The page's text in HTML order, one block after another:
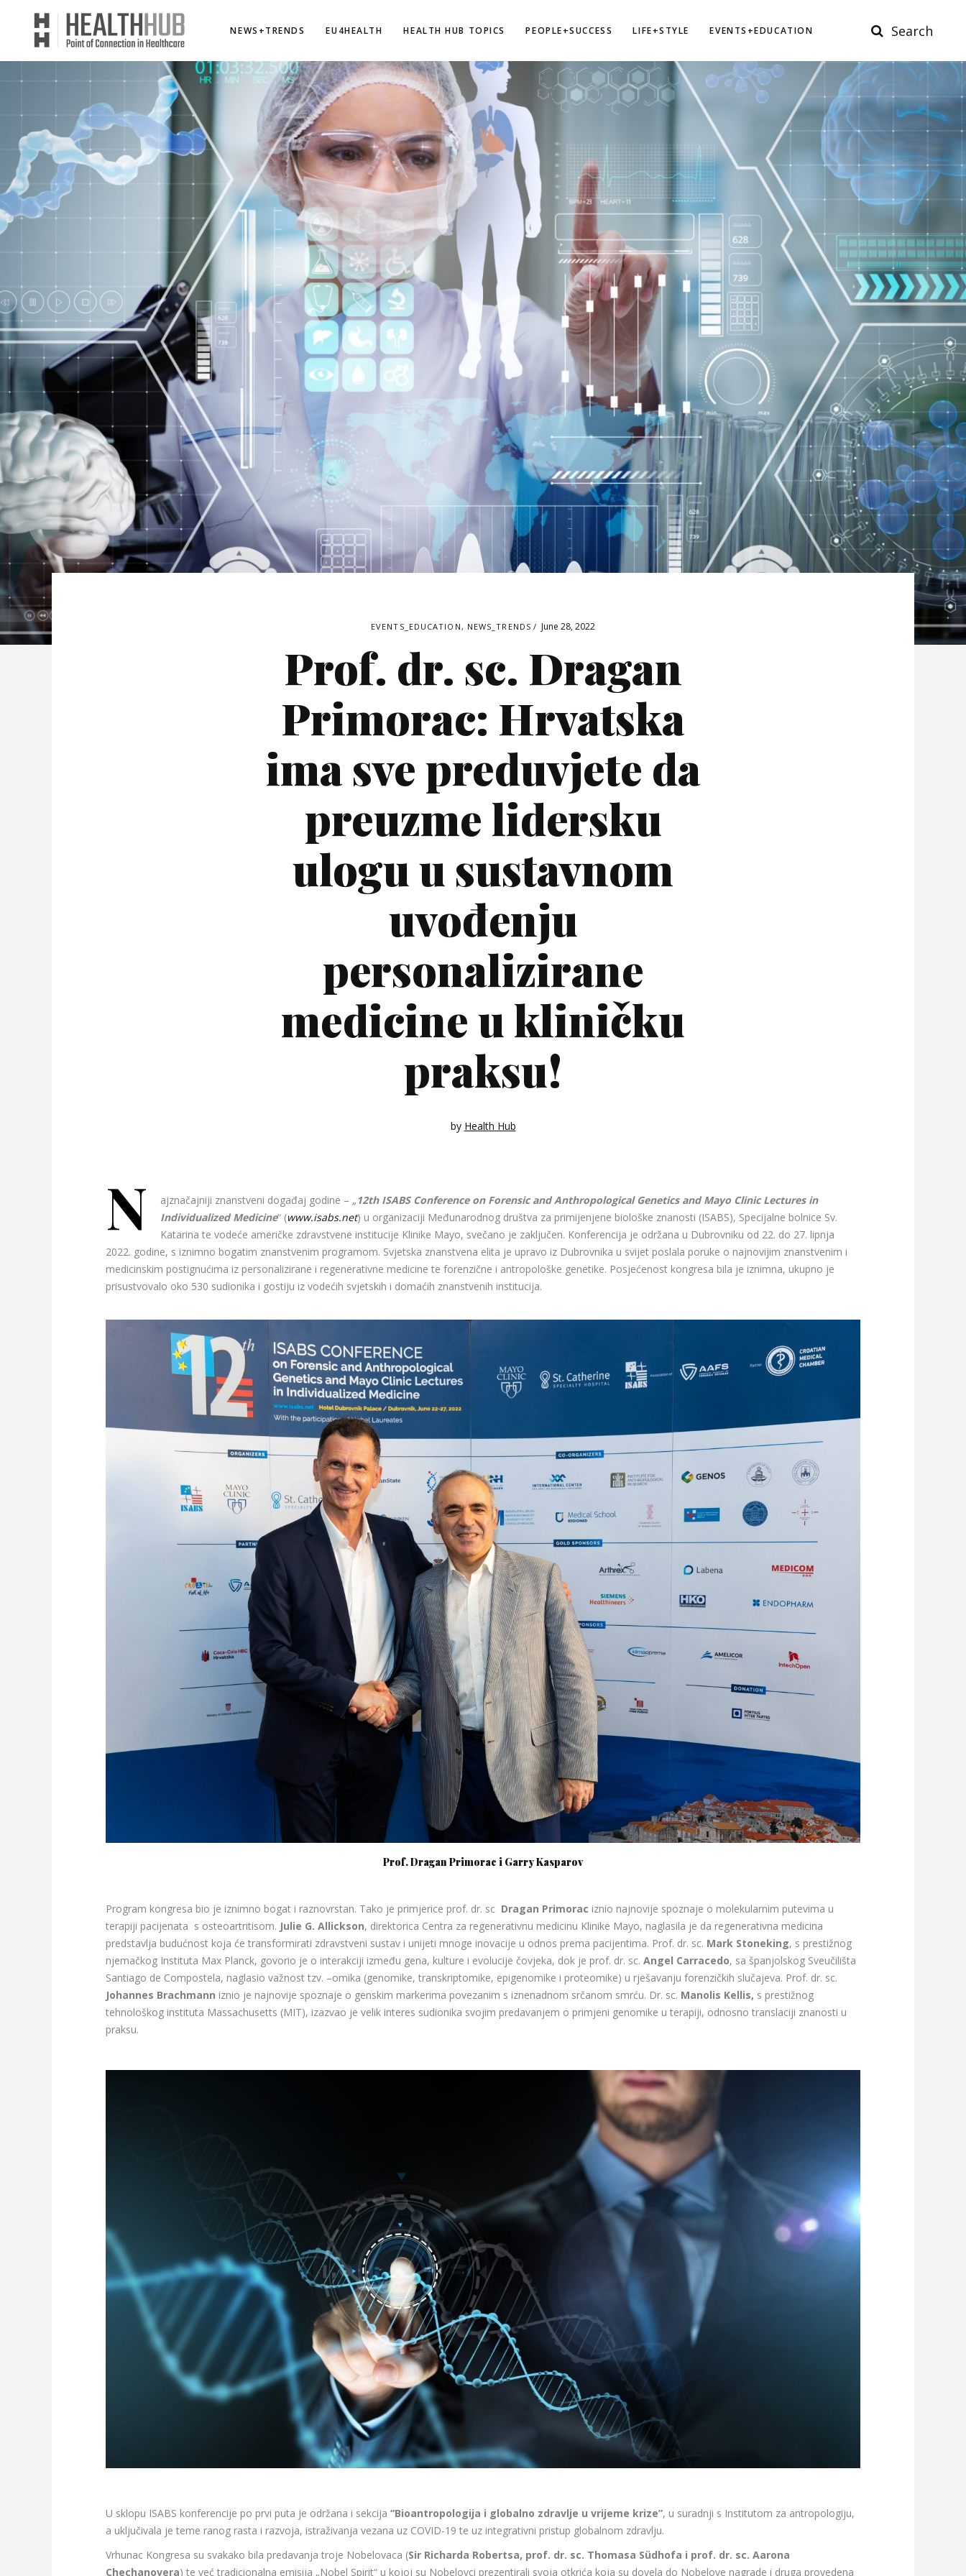
NEWS+TRENDS EU4HEALTH HEALTH HUB TOPICS PEOPLE+SUCCESS LIFE+STYLE EVENTS+EDUCATION Search
EVENTS_EDUCATION , NEWS_TRENDS June 28, 2022
Prof. dr. sc. Dragan
Primorac: Hrvatska
ima sve preduvjete da
preuzme lidersku
ulogu u sustavnom
uvođenju
personalizirane
medicine u kliničku
praksu!
by Health Hub
N ajznačajniji znanstveni događaj godine – „ 12th ISABS Conference on Forensic and Anthropological Genetics and Mayo Clinic Lectures in
Individualized Medicine“ (www.isabs.net) u organizaciji Međunarodnog društva za primijenjene biološke znanosti (ISABS), Specijalne bolnice Sv.
Katarina te vodeće američke zdravstvene institucije Klinike Mayo, svečano je zaključen. Konferencija je održana u Dubrovniku od 22. do 27. lipnja
2022. godine, s iznimno bogatim znanstvenim programom. Svjetska znanstvena elita je upravo iz Dubrovnika u svijet poslala poruke o najnovijim znanstvenim i
medicinskim postignućima iz personalizirane i regenerativne medicine te forenzične i antropološke genetike. Posjećenost kongresa bila je iznimna, ukupno je
prisustvovalo oko 530 sudionika i gostiju iz vodećih svjetskih i domaćih znanstvenih institucija.
Prof. Dragan Primorac i Garry Kasparov
Program kongresa bio je iznimno bogat i raznovrstan. Tako je primjerice prof. dr. sc Dragan Primorac iznio najnovije spoznaje o molekularnim putevima u
terapiji pacijenata s osteoartritisom. Julie G. Allickson, direktorica Centra za regenerativnu medicinu Klinike Mayo, naglasila je da regenerativna medicina
predstavlja budućnost koja će transformirati zdravstveni sustav i unijeti mnoge inovacije u odnos prema pacijentima. Prof. dr. sc. Mark Stoneking, s prestižnog
njemačkog Instituta Max Planck, govorio je o interakciji između gena, kulture i evolucije čovjeka, dok je prof. dr. sc. Angel Carracedo, sa španjolskog Sveučilišta
Santiago de Compostela, naglasio važnost tzv. –omika (genomike, transkriptomike, epigenomike i proteomike) u rješavanju forenzičkih slučajeva. Prof. dr. sc.
Johannes Brachmann iznio je najnovije spoznaje o genskim markerima povezanim s iznenadnom srčanom smrću. Dr. sc. Manolis Kellis, s prestižnog
tehnološkog instituta Massachusetts (MIT), izazvao je velik interes sudionika svojim predavanjem o primjeni genomike u terapiji, odnosno translaciji znanosti u
praksu.
U sklopu ISABS konferencije po prvi puta je održana i sekcija “Bioantropologija i globalno zdravlje u vrijeme krize”, u suradnji s Institutom za antropologiju,
a uključivala je teme ranog rasta i razvoja, istraživanja vezana uz COVID-19 te uz integrativni pristup globalnom zdravlju.
Vrhunac Kongresa su svakako bila predavanja troje Nobelovaca (Sir Richarda Robertsa, prof. dr. sc. Thomasa Südhofa i prof. dr. sc. Aarona
Chechanovera) te već tradicionalna emisija „Nobel Spirit“ u kojoj su Nobelovci prezentirali svoja otkrića koja su dovela do Nobelove nagrade i druga provedena